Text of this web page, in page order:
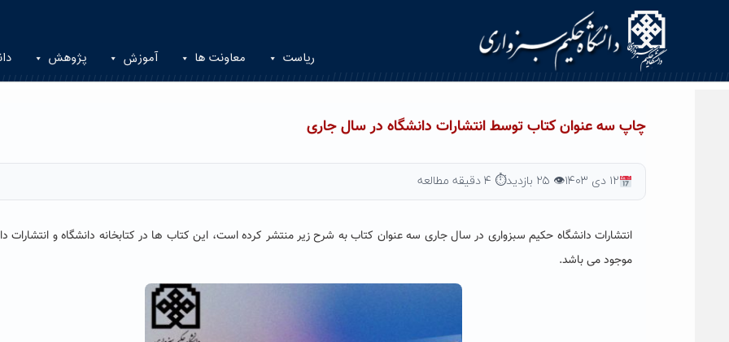
ریاست معاونت ها آموزش پژوهش
چاپ سه عنوان کتاب توسط انتشارات دانشگاه در سال جاری
۱۲ دی ۱۴۰۳ 👁 ۲۵ بازدید ⏱ ۴ دقیقه مطالعه
انتشارات دانشگاه حکیم سبزواری در سال جاری سه عنوان کتاب به شرح زیر منتشر کرده است، این کتاب ها در کتابخانه دانشگاه و انتشارات
موجود می باشد.